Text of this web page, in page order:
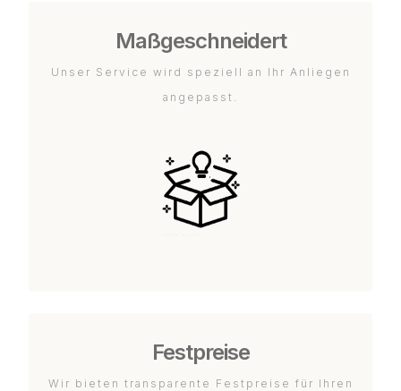
Maßgeschneidert
Unser Service wird speziell an Ihr Anliegen
angepasst.
Festpreise
Wir bieten transparente Festpreise für Ihren